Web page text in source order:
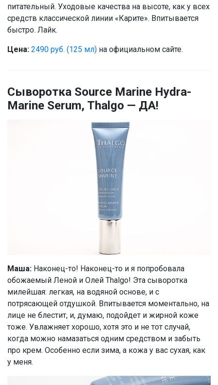
питательный. Уходовые качества на высоте, как у всех
средств классической линии «Карите». Впитывается
быстро. Лайк.
Цена: 2490 руб. (125 мл) на официальном сайте.
Сыворотка Source Marine Hydra-
Marine Serum, Thalgo — ДА!
Маша: Наконец-то! Наконец-то и я попробовала
обожаемый Леной и Олей Thalgo! Эта сыворотка
милейшая: легкая, на водяной основе, и с
потрясающей отдушкой. Впитывается моментально, на
лице не блестит, и, думаю, подойдет и жирной коже
тоже. Увлажняет хорошо, хотя это и не тот случай,
когда можно намазаться одним средством и забыть
про крем. Особенно если зима, а кожа у вас сухая, как
у меня.